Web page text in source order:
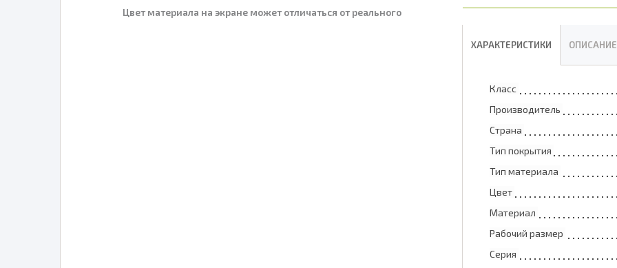
Цвет материала на экране может отличаться от реального
ХАРАКТЕРИСТИКИ ОПИСАНИЕ
Класс
Производитель
Страна
Тип покрытия
Тип материала
Цвет
Материал
Рабочий размер
Серия